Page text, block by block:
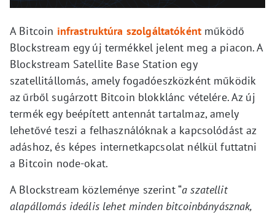
A Bitcoin infrastruktúra szolgáltatóként működő
Blockstream egy új termékkel jelent meg a piacon. A
Blockstream Satellite Base Station egy
szatellitállomás, amely fogadóeszközként működik
az űrből sugárzott Bitcoin blokklánc vételére. Az új
termék egy beépített antennát tartalmaz, amely
lehetővé teszi a felhasználóknak a kapcsolódást az
adáshoz, és képes internetkapcsolat nélkül futtatni
a Bitcoin node-okat.
A Blockstream közleménye szerint “a szatellit
alapállomás ideális lehet minden bitcoinbányásznak,